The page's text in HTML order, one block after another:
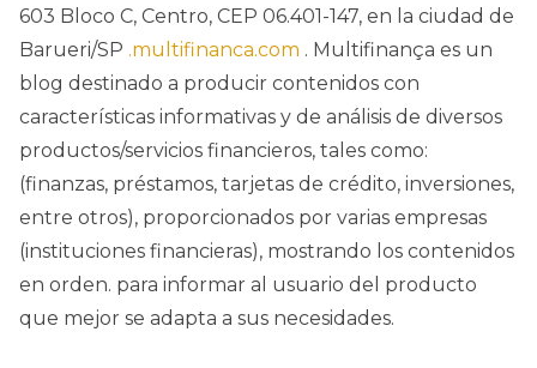
603 Bloco C, Centro, CEP 06.401-147, en la ciudad de
Barueri/SP .multifinanca.com . Multifinança es un
blog destinado a producir contenidos con
características informativas y de análisis de diversos
productos/servicios financieros, tales como:
(finanzas, préstamos, tarjetas de crédito, inversiones,
entre otros), proporcionados por varias empresas
(instituciones financieras), mostrando los contenidos
en orden. para informar al usuario del producto
que mejor se adapta a sus necesidades.